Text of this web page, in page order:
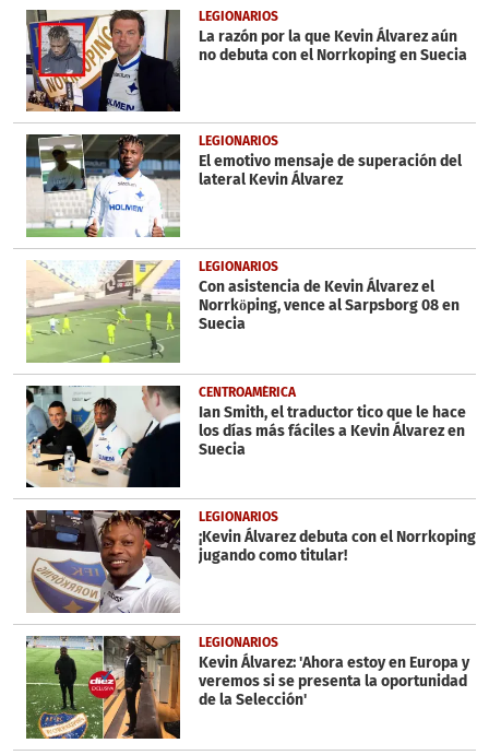
24
seconds
LEGIONARIOS
La razón por la que Kevin Álvarez aún
no debuta con el Norrkoping en Suecia
LEGIONARIOS
El emotivo mensaje de superación del
lateral Kevin Álvarez
LEGIONARIOS
Con asistencia de Kevin Álvarez el
Norrköping, vence al Sarpsborg 08 en
Suecia
CENTROAMÉRICA
Ian Smith, el traductor tico que le hace
los días más fáciles a Kevin Álvarez en
Suecia
LEGIONARIOS
¡Kevin Álvarez debuta con el Norrkoping
jugando como titular!
LEGIONARIOS
Kevin Álvarez: 'Ahora estoy en Europa y
veremos si se presenta la oportunidad
de la Selección'